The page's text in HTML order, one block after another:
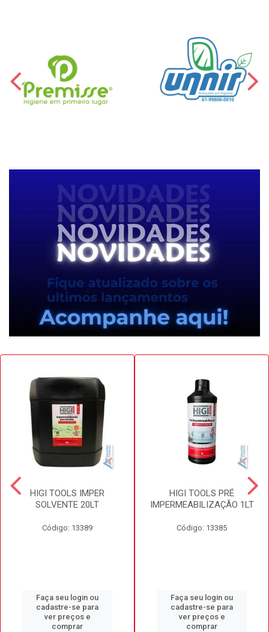
HIGI TOOLS IMPER
SOLVENTE 20LT
Código: 13389
Faça seu login ou
cadastre-se para
ver preços e
comprar
HIGI TOOLS PRÉ
IMPERMEABILIZAÇÃO 1LT
Código: 13385
Faça seu login ou
cadastre-se para
ver preços e
comprar